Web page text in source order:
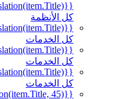
{{mmc.getCurrentTranslation(item.Title)}}
كل الأنظمة
{{mmc.getCurrentTranslation(item.Title)}}
كل الخدمات
{{mmc.getCurrentTranslation(item.Title)}}
كل الخدمات
{{mmc.getCurrentTranslation(item.Title)}}
كل الخدمات
{{mmc.getTrimmedTranslation(item.Title, 45)}}